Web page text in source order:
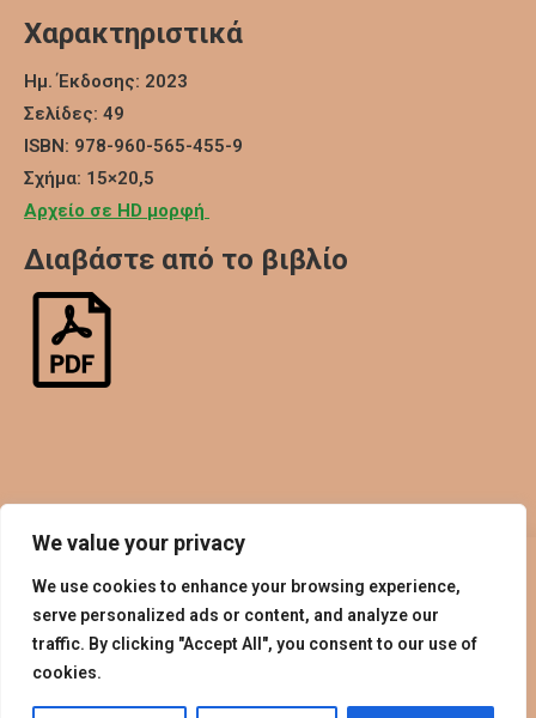
We value your privacy
We use cookies to enhance your browsing experience,
serve personalized ads or content, and analyze our
traffic. By clicking "Accept All", you consent to our use of
cookies.
Χαρακτηριστικά
Ημ. Έκδοσης: 2023
Σελίδες: 49
ISBN: 978-960-565-455-9
Σχήμα: 15×20,5
Αρχείο σε HD μορφή
Διαβάστε από το βιβλίο